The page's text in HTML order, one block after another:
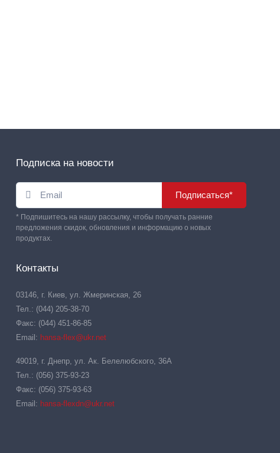
Подписка на новости
Подписаться*
* Подпишитесь на нашу рассылку, чтобы получать ранние
предложения скидок, обновления и информацию о новых
продуктах.
Контакты
03146, г. Киев, ул. Жмеринская, 26
Тел.: (044) 205-38-70
Факс: (044) 451-86-85
Email: hansa-flex@ukr.net
49019, г. Днепр, ул. Ак. Белелюбского, 36А
Тел.: (056) 375-93-23
Факс: (056) 375-93-63
Email: hansa-flexdn@ukr.net